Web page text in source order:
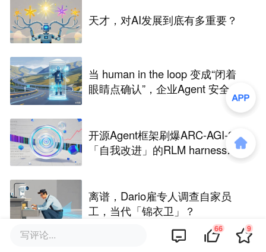
天才，对AI发展到底有多重要？
当 human in the loop 变成“闭着
眼睛点确认”，企业Agent 安全还
开源Agent框架刷爆ARC-AGI-3，
「自我改进」的RLM harness引
离谱，Dario雇专人调查自家员
工，当代「锦衣卫」？
写评论... 66 9